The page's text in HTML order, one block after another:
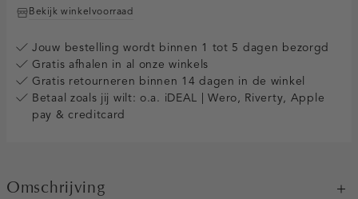
Bekijk winkelvoorraad
Jouw bestelling wordt binnen 1 tot 5 dagen bezorgd
Gratis afhalen in al onze winkels
Gratis retourneren binnen 14 dagen in de winkel
Betaal zoals jij wilt: o.a. iDEAL | Wero, Riverty, Apple
pay & creditcard
Omschrijving